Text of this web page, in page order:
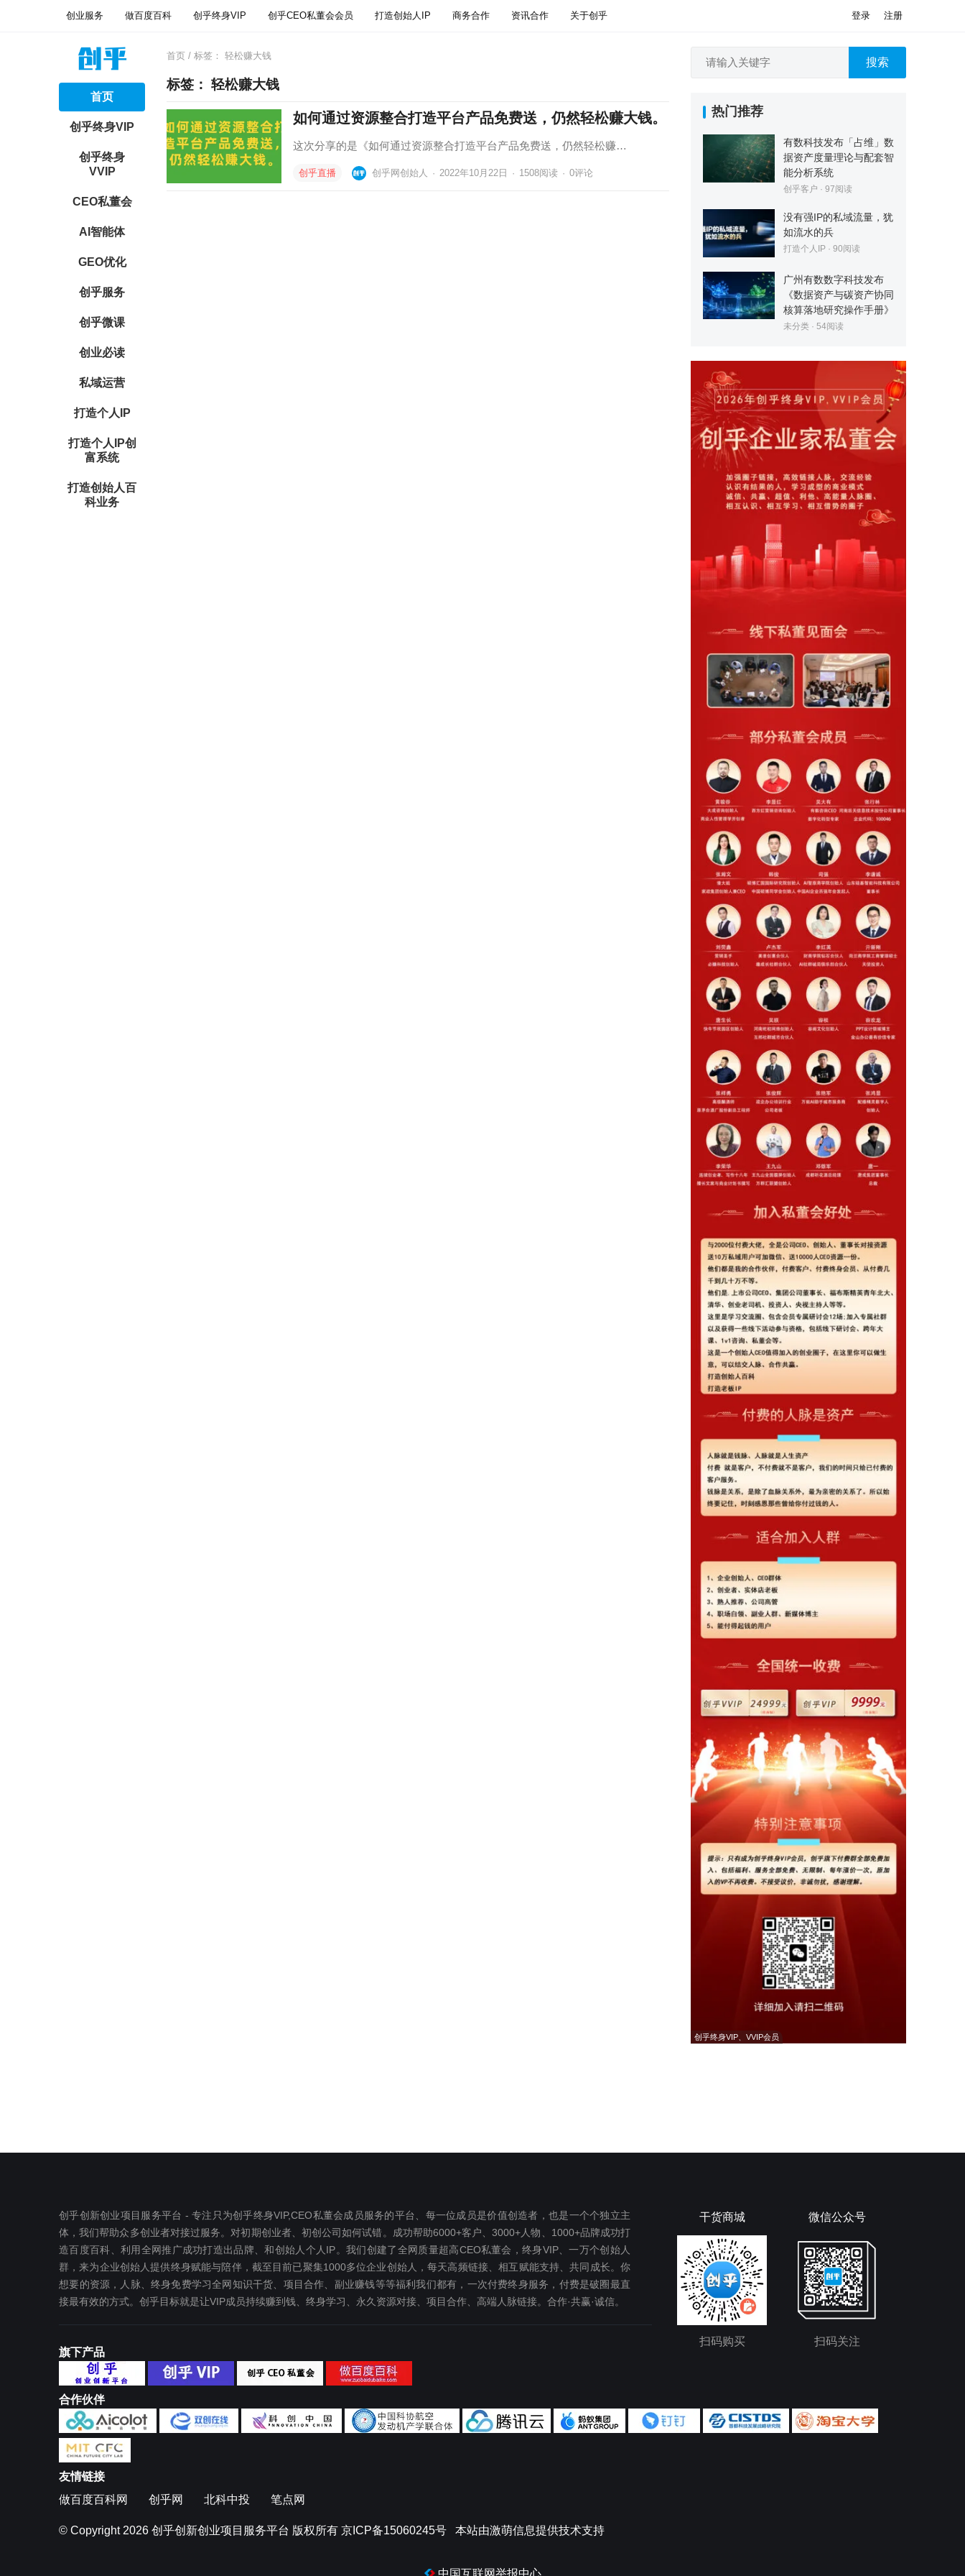
创业服务 做百度百科 创乎终身VIP 创乎CEO私董会会员 打造创始人IP 商务合作 资讯合作 关于创乎 登录 注册
首页
创乎终身VIP
创乎终身
VVIP
CEO私董会
AI智能体
GEO优化
创乎服务
创乎微课
创业必读
私域运营
打造个人IP
打造个人IP创
富系统
打造创始人百
科业务
首页 / 标签： 轻松赚大钱
标签： 轻松赚大钱
如何通过资源整合打造平台产品免费送，仍然轻松赚大钱。
这次分享的是《如何通过资源整合打造平台产品免费送，仍然轻松赚…
创乎直播 创乎网创始人 · 2022年10月22日 · 1508阅读 · 0评论
搜索
热门推荐
有数科技发布「占维」数
据资产度量理论与配套智
能分析系统
创乎客户 · 97阅读
没有强IP的私域流量，犹
如流水的兵
打造个人IP · 90阅读
广州有数数字科技发布
《数据资产与碳资产协同
核算落地研究操作手册》
未分类 · 54阅读
创乎终身VIP、VVIP会员
创乎创新创业项目服务平台 - 专注只为创乎终身VIP,CEO私董会成员服务的平台、每一位成员是价值创造者，也是一个个独立主
体，我们帮助众多创业者对接过服务。对初期创业者、初创公司如何试错。成功帮助6000+客户、3000+人物、1000+品牌成功打
造百度百科、利用全网推广成功打造出品牌、和创始人个人IP。我们创建了全网质量超高CEO私董会，终身VIP、一万个创始人
群，来为企业创始人提供终身赋能与陪伴，截至目前已聚集1000多位企业创始人，每天高频链接、相互赋能支持、共同成长。你
想要‬的资源，人脉、终身免费学习全网知识干货、项目合作、副业赚钱等等福利我们都‬有，一次付费终‬身服务，付费是破圈最‬直
接最有效‬的方式。创乎目标就是让VIP成员持续赚到钱、终身学习、永久资源对接、项目合作、高端人脉链接。合作·共赢·诚信。
旗下产品
干货商城
扫码购买
微信公众号
扫码关注
合作伙伴
友情链接
做百度百科网
创乎网 北科中投 笔点网
© Copyright 2026 创乎创新创业项目服务平台 版权所有 京ICP备15060245号 本站由激萌信息提供技术支持